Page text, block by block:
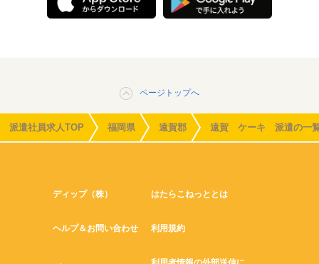
ページトップへ
派遣社員求人TOP 福岡県 遠賀郡 遠賀 ケーキ 派遣の一
ディップ（株） はたらこねっととは
ヘルプ＆お問い合わせ 利用規約